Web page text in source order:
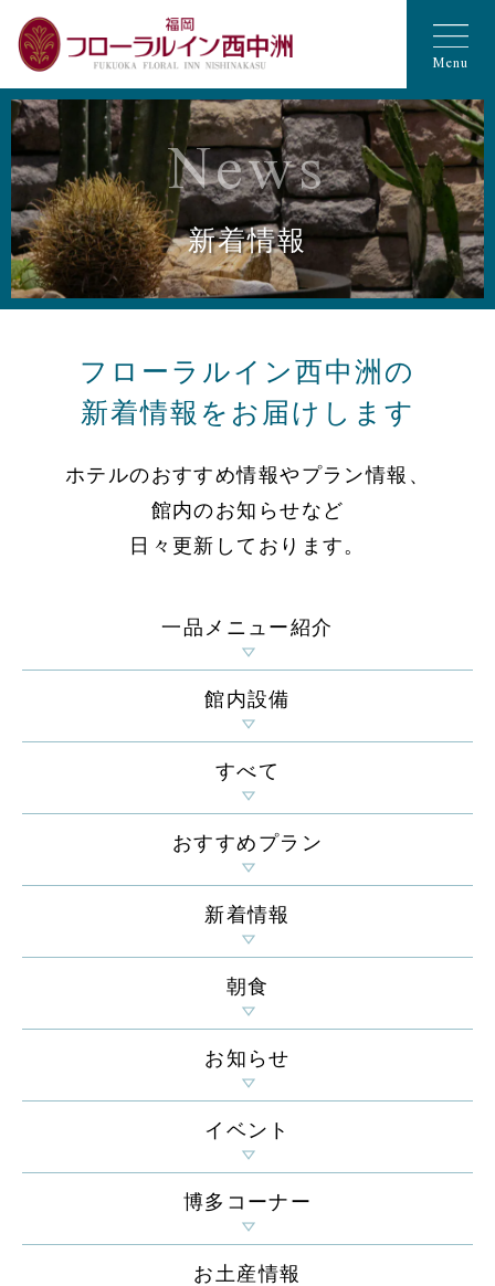
Menu
News
新着情報
フローラルイン西中洲の
新着情報をお届けします
ホテルのおすすめ情報やプラン情報、
館内のお知らせなど
日々更新しております。
一品メニュー紹介
館内設備
すべて
おすすめプラン
新着情報
朝食
お知らせ
イベント
博多コーナー
お土産情報